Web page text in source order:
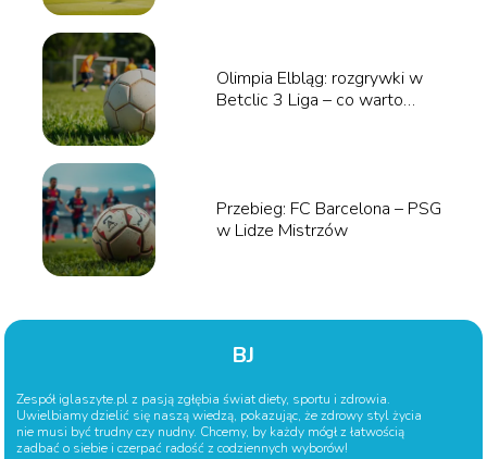
Olimpia Elbląg: rozgrywki w
Betclic 3 Liga – co warto
Przebieg: FC Barcelona – PSG
w Lidze Mistrzów
BJ
Zespół iglaszyte.pl z pasją zgłębia świat diety, sportu i zdrowia.
Uwielbiamy dzielić się naszą wiedzą, pokazując, że zdrowy styl życia
nie musi być trudny czy nudny. Chcemy, by każdy mógł z łatwością
zadbać o siebie i czerpać radość z codziennych wyborów!